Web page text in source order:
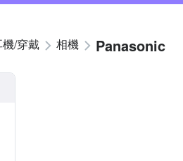
/穿戴 相機 Panasonic